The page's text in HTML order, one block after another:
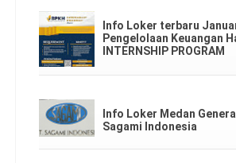
Info Loker terbaru
Pengelolaan Keuangan
INTERNSHIP PROGRAM
Info Loker Medan
Sagami Indonesia